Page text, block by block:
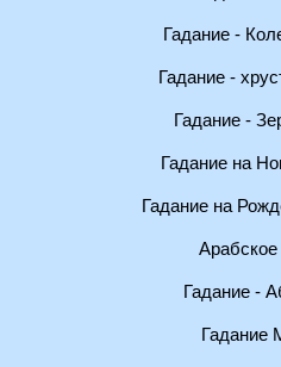
Гадание -
Гадание -
Гадание -
Гадание на
Гадание на
Арабское
Гадание -
Гадание